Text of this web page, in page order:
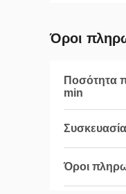
Όροι
Ποσότητα
min
Όροι